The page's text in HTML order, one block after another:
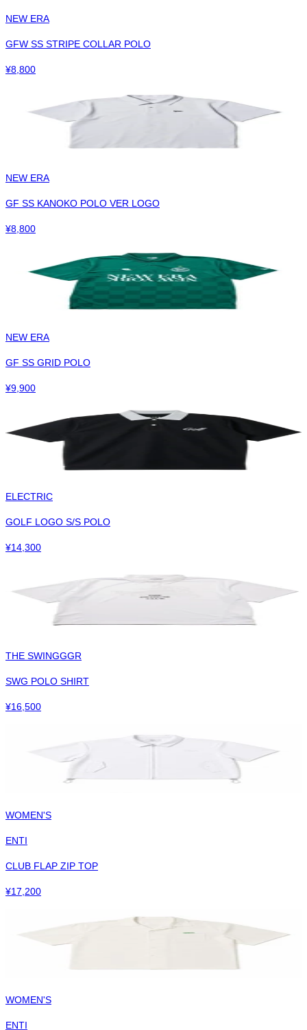
NEW ERA
GFW SS STRIPE COLLAR POLO
¥8,800
NEW ERA
GF SS KANOKO POLO VER LOGO
¥8,800
NEW ERA
GF SS GRID POLO
¥9,900
ELECTRIC
GOLF LOGO S/S POLO
¥14,300
THE SWINGGGR
SWG POLO SHIRT
¥16,500
WOMEN'S
ENTI
CLUB FLAP ZIP TOP
¥17,200
WOMEN'S
ENTI